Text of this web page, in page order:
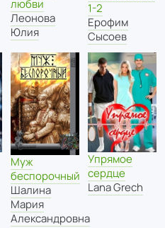
любви
Леонова
Юлия
1-2
Ерофим
Сысоев
Муж
беспорочный
Шалина
Мария
Александровна
Упрямое
сердце
Lana Grech